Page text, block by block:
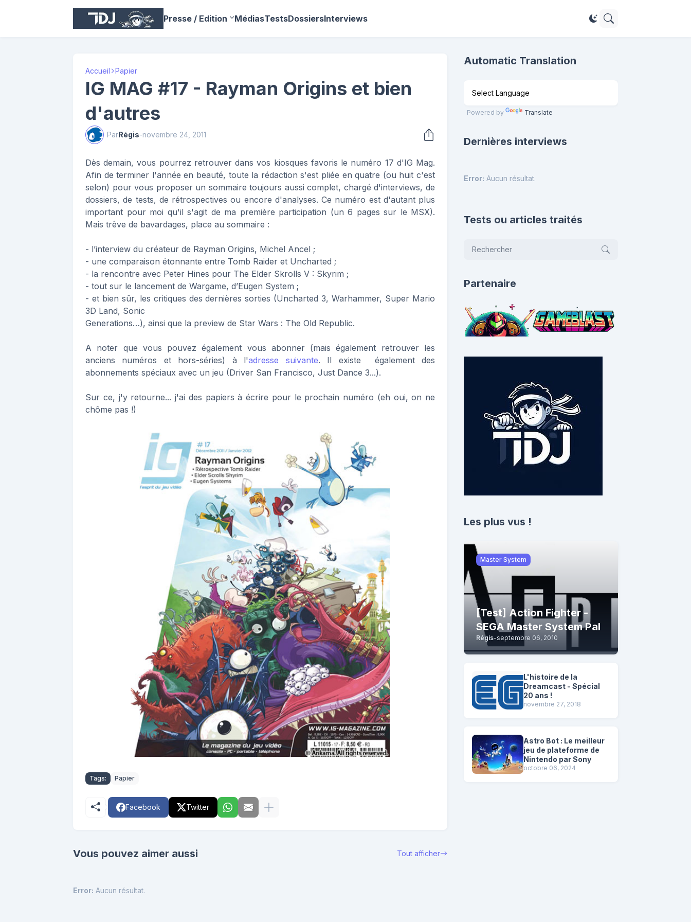
Presse / Edition MédiasTestsDossiersInterviews
Accueil Papier
IG MAG #17 - Rayman Origins et bien
d'autres
ParRégis-novembre 24, 2011
Dès demain, vous pourrez retrouver dans vos kiosques favoris le numéro 17 d'IG Mag.
Afin de terminer l'année en beauté, toute la rédaction s'est pliée en quatre (ou huit c'est
selon) pour vous proposer un sommaire toujours aussi complet, chargé d'interviews, de
dossiers, de tests, de rétrospectives ou encore d'analyses. Ce numéro est d'autant plus
important pour moi qu'il s'agit de ma première participation (un 6 pages sur le MSX).
Mais trêve de bavardages, place au sommaire :
- l’interview du créateur de Rayman Origins, Michel Ancel ;
- une comparaison étonnante entre Tomb Raider et Uncharted ;
- la rencontre avec Peter Hines pour The Elder Skrolls V : Skyrim ;
- tout sur le lancement de Wargame, d’Eugen System ;
- et bien sûr, les critiques des dernières sorties (Uncharted 3, Warhammer, Super Mario
3D Land, Sonic
Generations…), ainsi que la preview de Star Wars : The Old Republic.
A noter que vous pouvez également vous abonner (mais également retrouver les
anciens numéros et hors-séries) à l'adresse suivante. Il existe également des
abonnements spéciaux avec un jeu (Driver San Francisco, Just Dance 3...).
Sur ce, j'y retourne... j'ai des papiers à écrire pour le prochain numéro (eh oui, on ne
chôme pas !)
Tags: Papier
Facebook Twitter
Vous pouvez aimer aussi Tout afficher
Error: Aucun résultat.
Automatic Translation
Powered by Translate
Dernières interviews
Error: Aucun résultat.
Tests ou articles traités
Partenaire
Les plus vus !
Master System
[Test] Action Fighter -
SEGA Master System Pal
Régis-septembre 06, 2010
L'histoire de la
Dreamcast - Spécial
20 ans !
novembre 27, 2018
Astro Bot : Le meilleur
jeu de plateforme de
Nintendo par Sony
octobre 06, 2024